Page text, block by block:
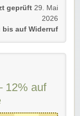
und der
geprüft 29. Mai
2026
bis auf Widerruf
12% auf